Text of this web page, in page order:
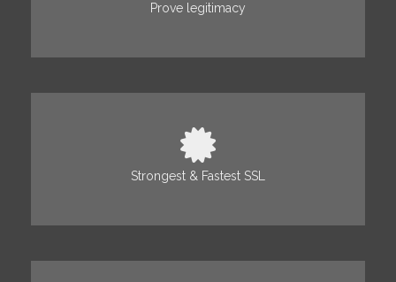
Prove legitimacy
Strongest & Fastest SSL